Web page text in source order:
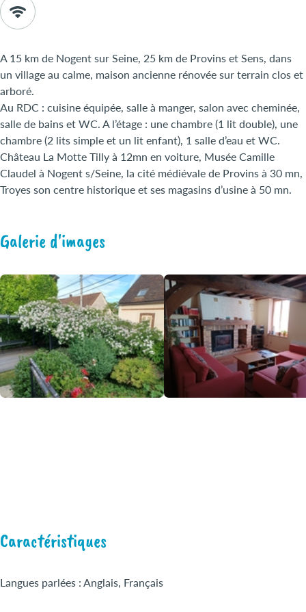
A 15 km de Nogent sur Seine, 25 km de Provins et Sens, dans
un village au calme, maison ancienne rénovée sur terrain clos et
arboré.
Au RDC : cuisine équipée, salle à manger, salon avec cheminée,
salle de bains et WC. A l’étage : une chambre (1 lit double), une
chambre (2 lits simple et un lit enfant), 1 salle d’eau et WC.
Château La Motte Tilly à 12mn en voiture, Musée Camille
Claudel à Nogent s/Seine, la cité médiévale de Provins à 30 mn,
Troyes son centre historique et ses magasins d’usine à 50 mn.
Galerie d'images
Caractéristiques
Langues parlées : Anglais, Français